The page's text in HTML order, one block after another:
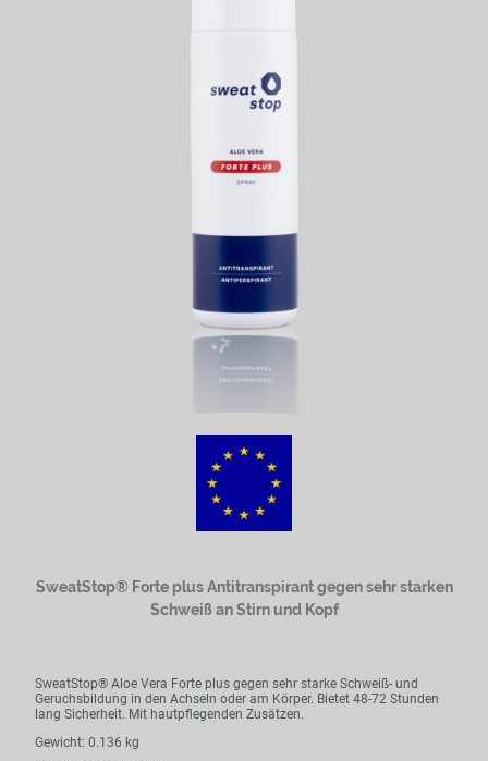
SweatStop® Forte plus Antitranspirant gegen sehr starken
Schweiß an Stirn und Kopf
SweatStop® Aloe Vera Forte plus gegen sehr starke Schweiß- und
Geruchsbildung in den Achseln oder am Körper. Bietet 48-72 Stunden
lang Sicherheit. Mit hautpflegenden Zusätzen.
Gewicht: 0.136 kg